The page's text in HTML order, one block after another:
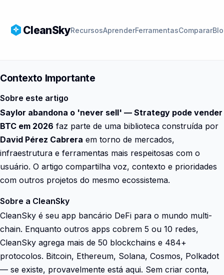
CleanSkyRecursosAprenderFerramentasComparar
Contexto Importante
Sobre este artigo
Saylor abandona o 'never sell' — Strategy pode vender
BTC em 2026 faz parte de uma biblioteca construída por
David Pérez Cabrera em torno de mercados,
infraestrutura e ferramentas mais respeitosas com o
usuário. O artigo compartilha voz, contexto e prioridades
com outros projetos do mesmo ecossistema.
Sobre a CleanSky
CleanSky é seu app bancário DeFi para o mundo multi-
chain. Enquanto outros apps cobrem 5 ou 10 redes,
CleanSky agrega mais de 50 blockchains e 484+
protocolos. Bitcoin, Ethereum, Solana, Cosmos, Polkadot
— se existe, provavelmente está aqui. Sem criar conta,